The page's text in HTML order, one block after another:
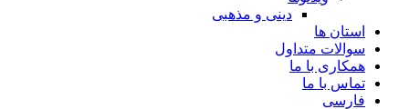
دینی و مذهبی
استان ها
سوالات متداول
همکاری با ما
تماس با ما
فارسی